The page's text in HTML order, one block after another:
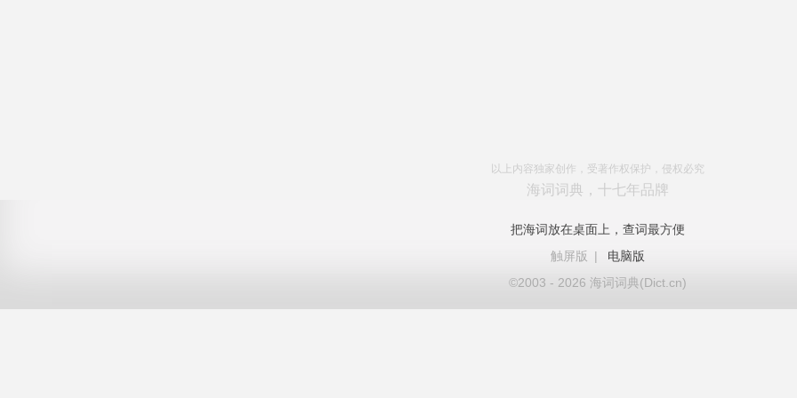
以上内容独家创作，受著作权保护，侵权必究
海词词典，十七年品牌
把海词放在桌面上，查词最方便
触屏版
|
电脑版
©2003 - 2026 海词词典(Dict.cn)